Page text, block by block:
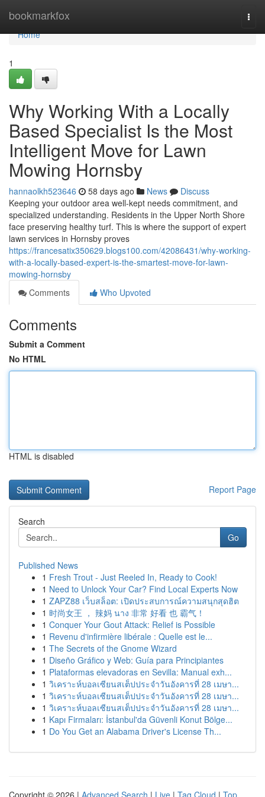
bookmarkfox
Home
Home
1
Why Working With a Locally
Based Specialist Is the Most
Intelligent Move for Lawn
Mowing Hornsby
hannaolkh523646 58 days ago News
Discuss
Keeping your outdoor area well-kept needs commitment, and
specialized understanding. Residents in the Upper North Shore
face preserving healthy turf. This is where the support of expert
lawn services in Hornsby proves
https://francesatix350629.blogs100.com/42086431/why-working-
with-a-locally-based-expert-is-the-smartest-move-for-lawn-
mowing-hornsby
Comments
Who Upvoted
Comments
Submit a Comment
No HTML
HTML is disabled
Report Page
Search
Go
Published News
1 Fresh Trout - Just Reeled In, Ready to Cook!
1 Need to Unlock Your Car? Find Local Experts Now
1 ZAPZ88 เว็บสล็อต: เปิดประสบการณ์ความสนุกสุดฮิต
1 时尚女王 ， 辣妈 นาง 非常 好看 也 霸气！
1 Conquer Your Gout Attack: Relief is Possible
1 Revenu d'infirmière libérale : Quelle est le...
1 The Secrets of the Gnome Wizard
1 Diseño Gráfico y Web: Guía para Principiantes
1 Plataformas elevadoras en Sevilla: Manual exh...
1 วิเคราะห์บอลเซียนสเต็ปประจำวันอังคารที่ 28 เมษา...
1 วิเคราะห์บอลเซียนสเต็ปประจำวันอังคารที่ 28 เมษา...
1 วิเคราะห์บอลเซียนสเต็ปประจำวันอังคารที่ 28 เมษา...
1 Kapı Firmaları: İstanbul'da Güvenli Konut Bölge...
1 Do You Get an Alabama Driver's License Th...
Copyright © 2026 | Advanced Search | Live | Tag Cloud | Top